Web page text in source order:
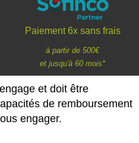
Paiement 6x sans frais
à partir de 500€
et jusqu'à 60 mois*
et doit être
de remboursement
engager.